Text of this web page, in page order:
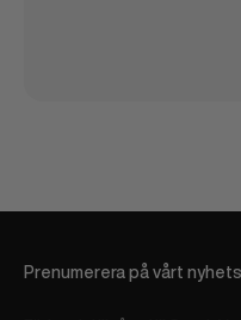
Prenumerera på vårt